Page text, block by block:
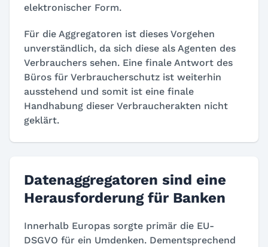
elektronischer Form.
Für die Aggregatoren ist dieses Vorgehen
unverständlich, da sich diese als Agenten des
Verbrauchers sehen. Eine finale Antwort des
Büros für Verbraucherschutz ist weiterhin
ausstehend und somit ist eine finale
Handhabung dieser Verbraucherakten nicht
geklärt.
Datenaggregatoren sind eine
Herausforderung für Banken
Innerhalb Europas sorgte primär die EU-
DSGVO für ein Umdenken. Dementsprechend